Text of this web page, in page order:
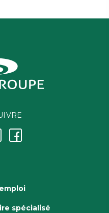
i
spécialisé